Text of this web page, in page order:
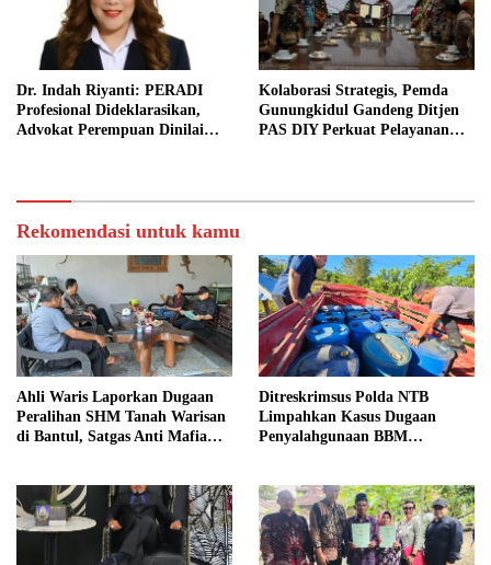
Dr. Indah Riyanti: PERADI
Profesional Dideklarasikan,
Advokat Perempuan Dinilai
Kolaborasi Strategis, Pemda
Gunungkidul Gandeng Ditjen
PAS DIY Perkuat Pelayanan
Rekomendasi untuk kamu
Ahli Waris Laporkan Dugaan
Peralihan SHM Tanah Warisan
di Bantul, Satgas Anti Mafia
Ditreskrimsus Polda NTB
Limpahkan Kasus Dugaan
Penyalahgunaan BBM